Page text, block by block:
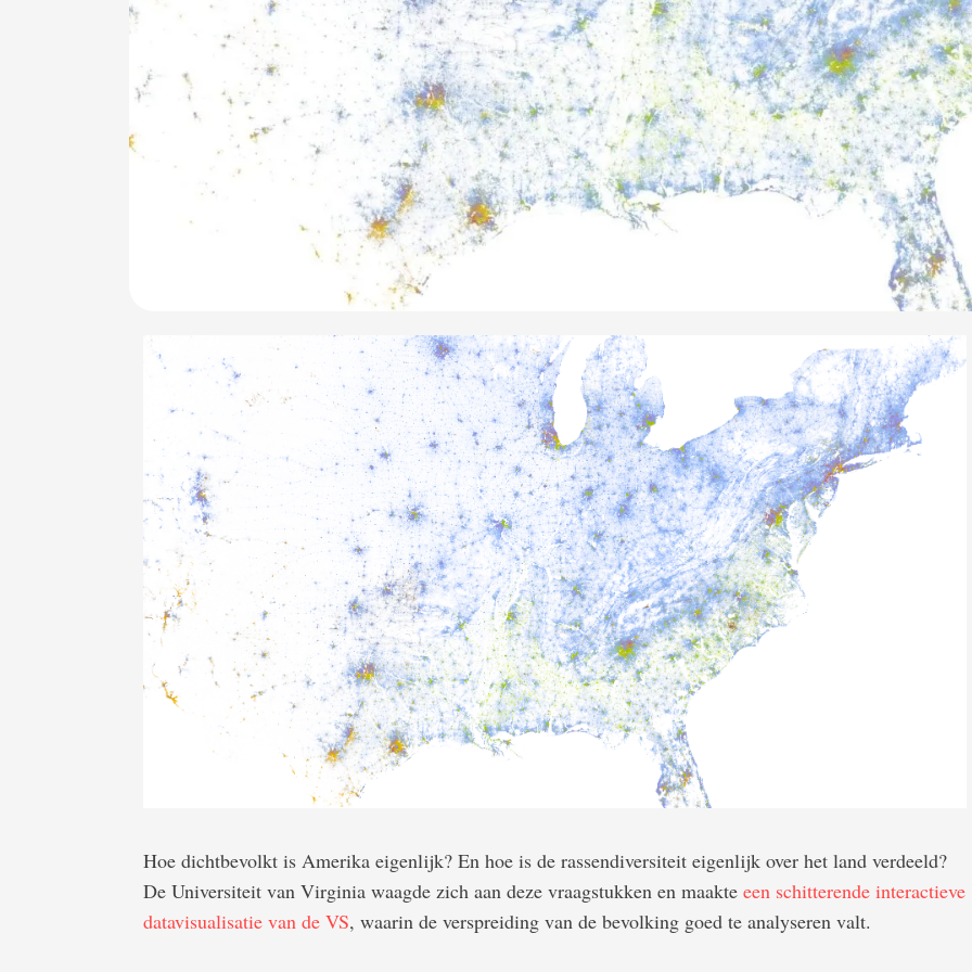
Hoe dichtbevolkt is Amerika eigenlijk? En hoe is de rassendiversiteit eigenlijk over het land verdeeld?
De Universiteit van Virginia waagde zich aan deze vraagstukken en maakte een schitterende interactieve
datavisualisatie van de VS, waarin de verspreiding van de bevolking goed te analyseren valt.